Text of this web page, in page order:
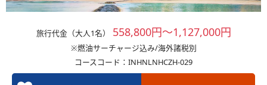
旅行代金（大人1名） 558,800円～1,127,000円
※燃油サーチャージ込み/海外諸税別
コースコード：INHNLNHCZH-029